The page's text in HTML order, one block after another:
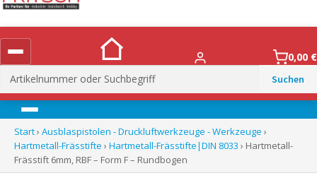
Suchen
nach:
0,00 €
Menü
Start› Ausblaspistolen - Druckluftwerkzeuge - Werkzeuge ›
Hartmetall-Frässtifte › Hartmetall-Frässtifte|DIN 8033 › Hartmetall-
Frässtift 6mm, RBF – Form F – Rundbogen